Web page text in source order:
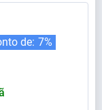
de: 7%